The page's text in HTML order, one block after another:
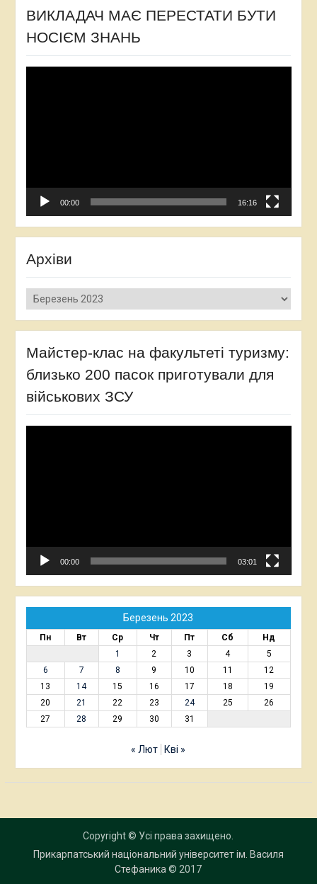
ВИКЛАДАЧ МАЄ ПЕРЕСТАТИ БУТИ
НОСІЄМ ЗНАНЬ
00:00 16:16
Архіви
Архіви
Майстер-клас на факультеті туризму:
близько 200 пасок приготували для
військових ЗСУ
00:00 03:01
Березень 2023
Пн Вт Ср Чт Пт Сб
Нд
1
2 3 4
5
6
7 8 9 10 11
12
13
14 15 16 17 18
19
20
21 22 23 24 25
26
27
28 29 30 31
« Лют Кві »
Copyright © Усі права захищено.
Прикарпатський національний університет ім. Василя
Стефаника © 2017